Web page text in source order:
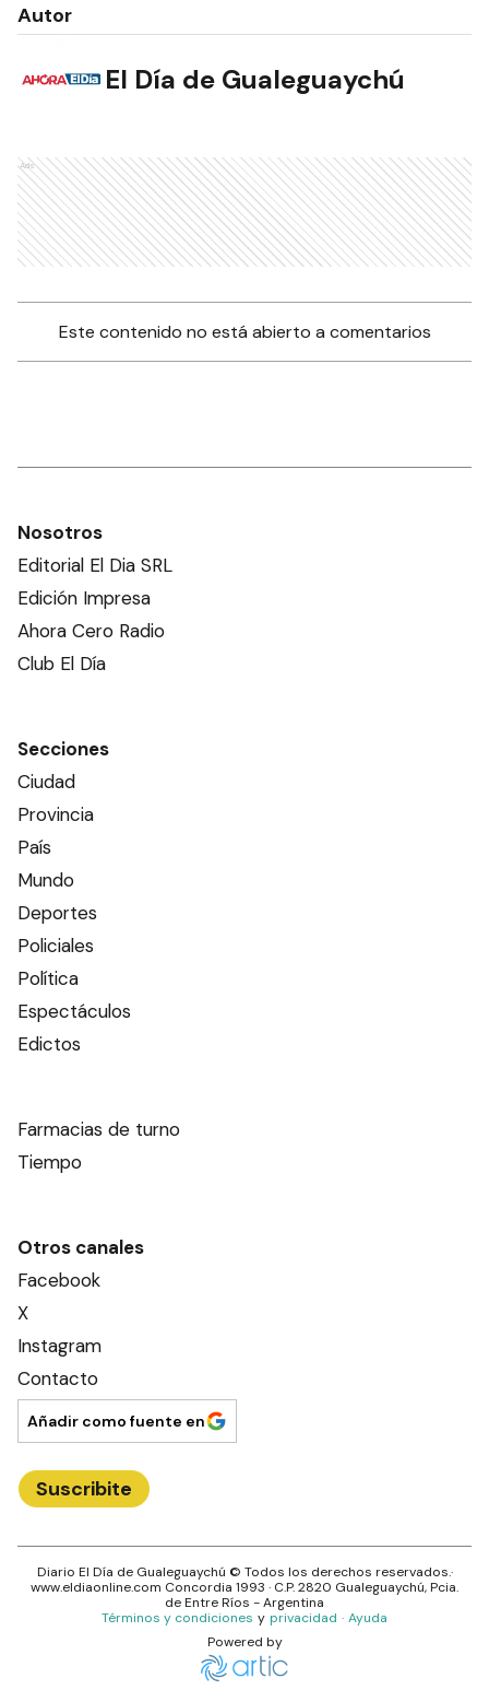
Autor
El Día de Gualeguaychú
Ads
Este contenido no está abierto a comentarios
Nosotros
Editorial El Dia SRL
Edición Impresa
Ahora Cero Radio
Club El Día
Secciones
Ciudad
Provincia
País
Mundo
Deportes
Policiales
Política
Espectáculos
Edictos
Farmacias de turno
Tiempo
Otros canales
Facebook
X
Instagram
Contacto
Añadir como fuente en
Suscribite
Diario El Día de Gualeguaychú © Todos los derechos reservados.·
www.eldiaonline.com Concordia 1993 · C.P.2820 Gualeguaychú, Pcia.
deEntre Ríos - Argentina
Términos y condiciones y privacidad · Ayuda
Powered by